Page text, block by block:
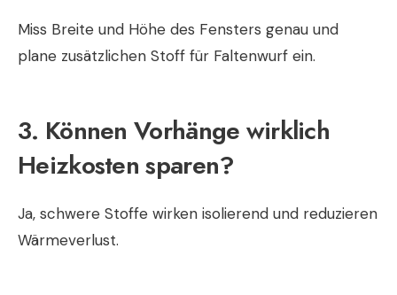
Miss Breite und Höhe des Fensters genau und
plane zusätzlichen Stoff für Faltenwurf ein.
3. Können Vorhänge wirklich
Heizkosten sparen?
Ja, schwere Stoffe wirken isolierend und reduzieren
Wärmeverlust.